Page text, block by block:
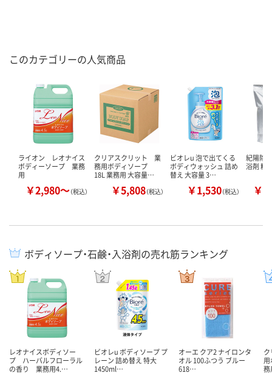
このカテゴリーの人気商品
ライオン レオナイス
ボディーソープ 業務
用
￥2,980～（税込）
クリアスクリット 業
務用ボディソープ
18L 業務用 大容量…
￥5,808（税込）
ビオレu 泡で出てくる
ボディウォッシュ 詰め
替え 大容量 3…
￥1,530（税込）
紀陽除
浴剤 粉
￥
ボディソープ・石鹸・入浴剤の売れ筋ランキング
レオナイスボディソー
プ ハーバルフローラル
の香り 業務用4.…
ビオレu ボディソープ プ
レーン 詰め替え 特大
1450ml…
オーエ クア2 ナイロンタ
オル 100ふつう ブルー
618…